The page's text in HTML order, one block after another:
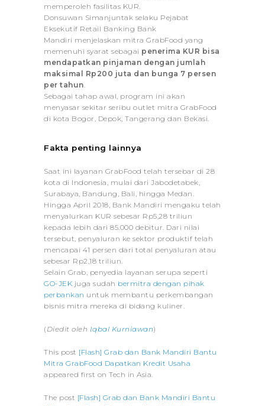
memperoleh fasilitas KUR.
Donsuwan Simanjuntak selaku Pejabat
Eksekutif Retail Banking Bank
Mandiri menjelaskan mitra GrabFood yang
memenuhi syarat sebagai penerima KUR bisa
mendapatkan pinjaman dengan jumlah
maksimal Rp200 juta dan bunga 7 persen
per tahun
Sebagai tahap awal, program ini akan
menyasar sekitar seribu outlet mitra GrabFood
di kota Bogor, Depok, Tangerang dan Bekasi.
Fakta penting lainnya
Saat ini layanan GrabFood telah tersebar di 28
kota di Indonesia, mulai dari Jabodetabek,
Surabaya, Bandung, Bali, hingga Medan.
Hingga April 2018, Bank Mandiri mengaku telah
menyalurkan KUR sebesar Rp5,28 triliun
kepada lebih dari 85.000 debitur. Dari nilai
tersebut, penyaluran ke sektor produktif telah
mencapai 41 persen dari total penyaluran atau
sebesar Rp2,18 triliun.
Selain Grab, penyedia layanan serupa seperti
GO-JEK juga sudah bermitra dengan pihak
perbankan untuk membantu perkembangan
bisnis mitra mereka di bidang kuliner.
( Diedit oleh Iqbal Kurniawan)
This post [Flash] Grab dan Bank Mandiri Bantu
Mitra GrabFood Dapatkan Kredit Usaha
appeared first on Tech in Asia.
The post [Flash] Grab dan Bank Mandiri Bantu